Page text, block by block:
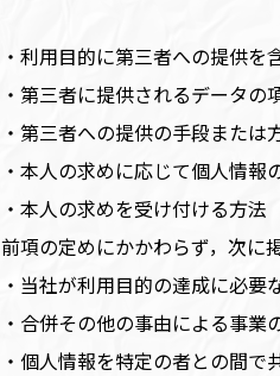
・利用目的に第三者への提供を
・第三者に提供されるデータの
・第三者への提供の手段または
・本人の求めに応じて個人情報
・本人の求めを受け付ける方法
前項の定めにかかわらず，次に
・当社が利用目的の達成に必
・合併その他の事由による事
・個人情報を特定の者との間